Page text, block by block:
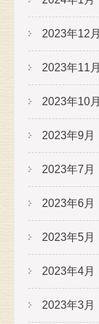
2023年12月
2023年11月
2023年10月
2023年9月
2023年7月
2023年6月
2023年5月
2023年4月
2023年3月